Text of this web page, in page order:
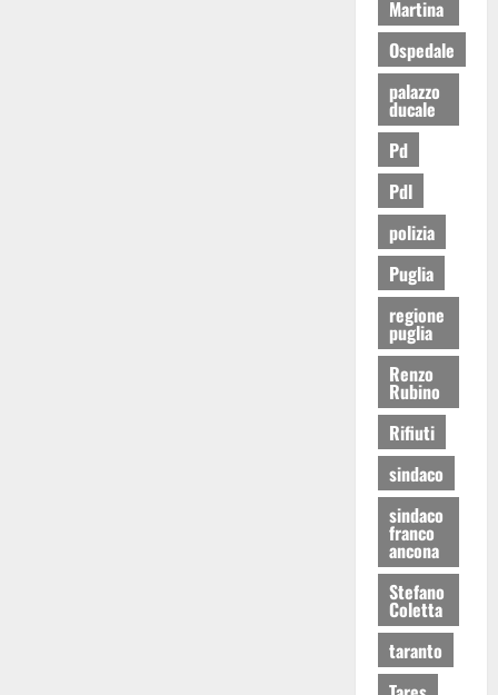
Martina
Ospedale
palazzo
ducale
Pd
Pdl
polizia
Puglia
regione
puglia
Renzo
Rubino
Rifiuti
sindaco
sindaco
franco
ancona
Stefano
Coletta
taranto